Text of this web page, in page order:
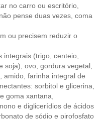
no carro ou escritório,
pense duas vezes, coma
ou precisem reduzir o
integrais (trigo, centeio,
soja), ovo, gordura vegetal,
amido, farinha integral de
sorbitol e glicerina,
goma xantana,
e diglicerídios de ácidos
de sódio e pirofosfato